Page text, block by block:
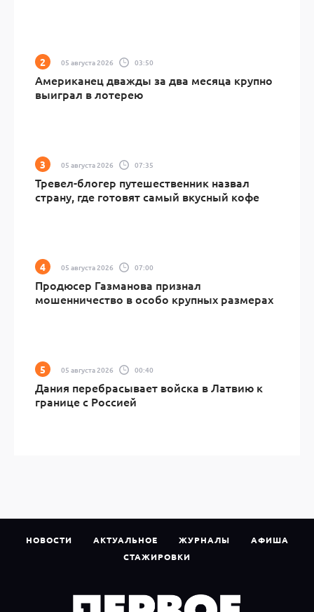
05 августа 2026 03:50
Американец дважды за два месяца крупно
выиграл в лотерею
05 августа 2026 07:35
Тревел-блогер путешественник назвал
страну, где готовят самый вкусный кофе
05 августа 2026 07:00
Продюсер Газманова признал
мошенничество в особо крупных размерах
05 августа 2026 00:40
Дания перебрасывает войска в Латвию к
границе с Россией
НОВОСТИ АКТУАЛЬНОЕ ЖУРНАЛЫ
АФИША
СТАЖИРОВКИ